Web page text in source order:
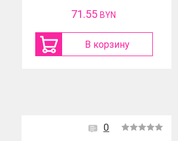
31.13 BYN
В корзину
0